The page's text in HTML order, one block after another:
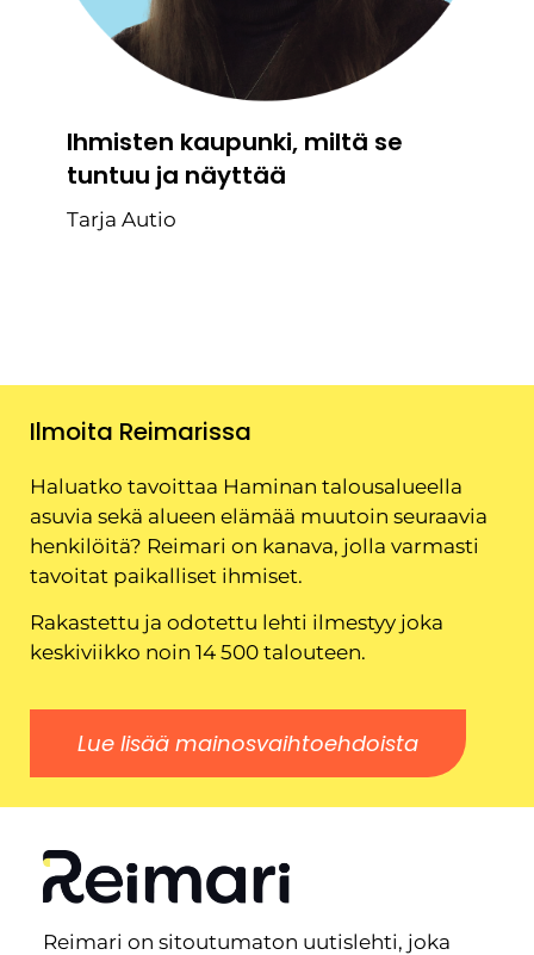
Ihmisten kaupunki, miltä se
tuntuu ja näyttää
Tarja Autio
Ilmoita Reimarissa
Haluatko tavoittaa Haminan talousalueella
asuvia sekä alueen elämää muutoin seuraavia
henkilöitä? Reimari on kanava, jolla varmasti
tavoitat paikalliset ihmiset.
Rakastettu ja odotettu lehti ilmestyy joka
keskiviikko noin 14 500 talouteen.
Lue lisää mainosvaihtoehdoista
Reimari on sitoutumaton uutislehti, joka